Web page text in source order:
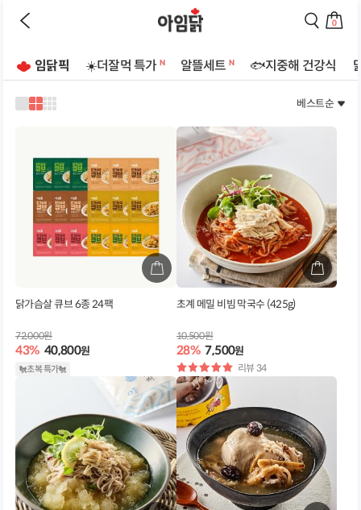
전
지
로
색
지
로
동
0
바
로
임닭픽 ☀️더잘먹 특가 알뜰세트 🐟지중해 건강식
1 2
기
3
기
베스트순
닭가슴살 큐브 6종 24팩
43% 40,800원
72,000원
🐔초복 특가🐔
초계 메밀 비빔 막국수 (425g)
28% 7,500원
10,500원
별
점
리뷰 34